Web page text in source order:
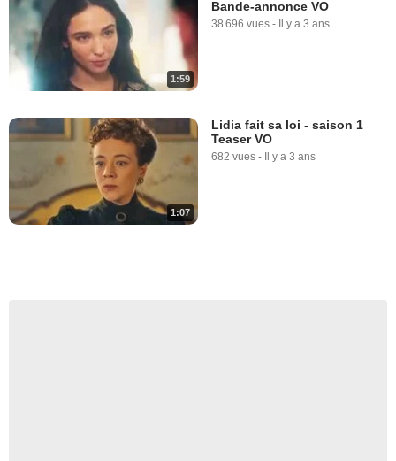
1:59
Bande-annonce VO
38 696 vues - Il y a 3 ans
1:07
Lidia fait sa loi - saison 1
Teaser VO
682 vues - Il y a 3 ans